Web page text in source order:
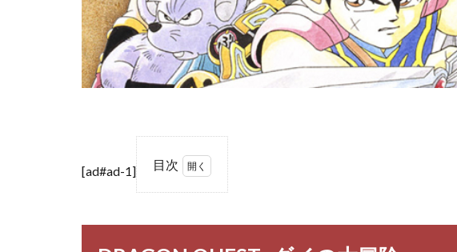
[ad#ad-1] 目次
QUEST -